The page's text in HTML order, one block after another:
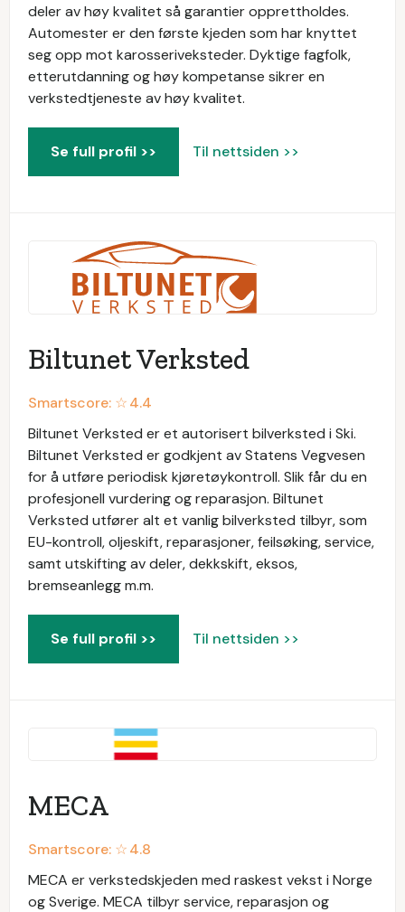
deler av høy kvalitet så garantier opprettholdes.
Automester er den første kjeden som har knyttet
seg opp mot karosseriveksteder. Dyktige fagfolk,
etterutdanning og høy kompetanse sikrer en
verkstedtjeneste av høy kvalitet.
Se full profil >> Til nettsiden >>
Biltunet Verksted
Smartscore: ☆4.4
Biltunet Verksted er et autorisert bilverksted i Ski.
Biltunet Verksted er godkjent av Statens Vegvesen
for å utføre periodisk kjøretøykontroll. Slik får du en
profesjonell vurdering og reparasjon. Biltunet
Verksted utfører alt et vanlig bilverksted tilbyr, som
EU-kontroll, oljeskift, reparasjoner, feilsøking, service,
samt utskifting av deler, dekkskift, eksos,
bremseanlegg m.m.
Se full profil >> Til nettsiden >>
MECA
Smartscore: ☆4.8
MECA er verkstedskjeden med raskest vekst i Norge
og Sverige. MECA tilbyr service, reparasjon og